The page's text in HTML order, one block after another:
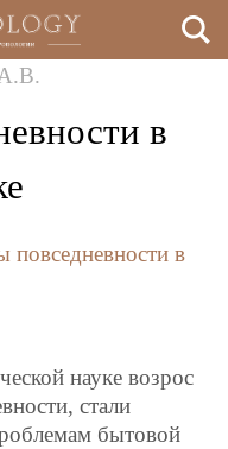
в
повседневности в
науке возрос
стали
бытовой